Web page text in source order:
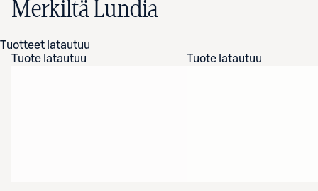
Merkiltä Lundia
Tuotteet latautuu
Tuote latautuu
Tuote latautuu